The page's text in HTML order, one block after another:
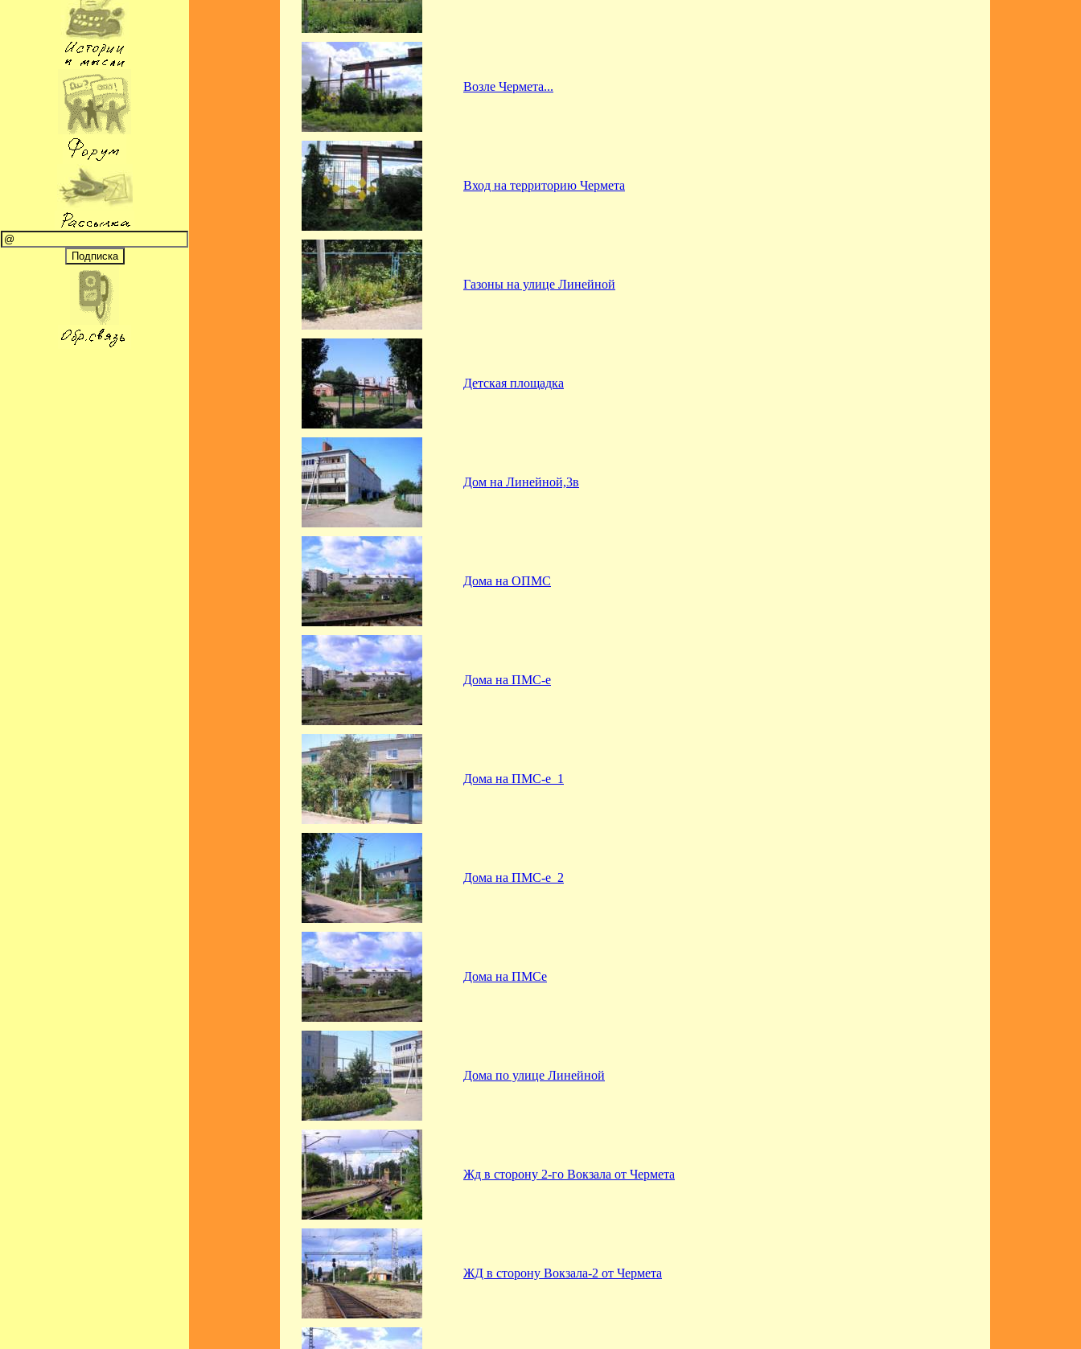
Возле Чермета...
Вход на территорию Чермета
Газоны на улице Линейной
Детская площадка
Дом на Линейной,3в
Дома на ОПМС
Дома на ПМС-е
Дома на ПМС-е_1
Дома на ПМС-е_2
Дома на ПМСе
Дома по улице Линейной
Жд в сторону 2-го Вокзала от Чермета
ЖД в сторону Вокзала-2 от Чермета